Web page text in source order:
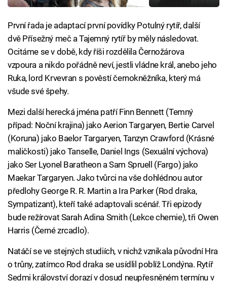
První řada je adaptací první povídky Potulný rytíř, další
dvě Přísežný meč a Tajemný rytíř by měly následovat.
Ocitáme se v době, kdy říši rozdělila Černožárova
vzpoura a nikdo pořádně neví, jestli vládne král, anebo jeho
Ruka, lord Krvevran s pověstí černokněžníka, který má
všude své špehy.
Mezi další herecká jména patří Finn Bennett (Temný
případ: Noční krajina) jako Aerion Targaryen, Bertie Carvel
(Koruna) jako Baelor Targaryen, Tanzyn Crawford (Krásné
maličkosti) jako Tanselle, Daniel Ings (Sexuální výchova)
jako Ser Lyonel Baratheon a Sam Spruell (Fargo) jako
Maekar Targaryen. Jako tvůrci na vše dohlédnou autor
předlohy George R. R. Martin a Ira Parker (Rod draka,
Sympatizant), kteří také adaptovali scénář. Tři epizody
bude režírovat Sarah Adina Smith (Lekce chemie), tři Owen
Harris (Černé zrcadlo).
Natáčí se ve stejných studiích, v nichž vznikala původní Hra
o trůny, zatímco Rod draka se usídlil poblíž Londýna. Rytíř
Sedmi království dorazí v dosud neupřesněném termínu v